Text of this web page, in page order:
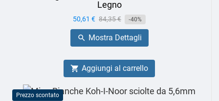
Legno
Prezzo
50,61 € Prezzo
base
84,35 € -40%
 Mostra Dettagli
 Aggiungi al carrello
Prezzo scontato